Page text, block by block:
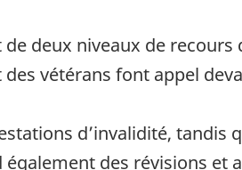
deux niveaux de recours
vétérans font appel
d’invalidité, tandis
des révisions et